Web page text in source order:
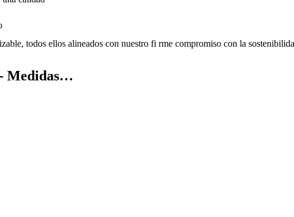
todos ellos alineados con nuestro fi rme compromiso con la
Medidas…